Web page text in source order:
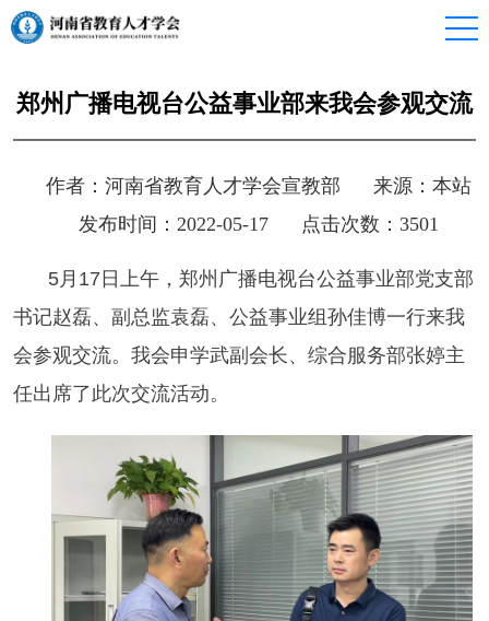
郑州广播电视台公益事业部来我会参观交流
作者：河南省教育人才学会宣教部
来源：本站
发布时间：2022-05-17
点击次数： 3501
5月 17 日上午，郑州广播电视台公益事业部党支部
书记赵磊、副总监袁磊、公益事业组孙佳博一行来我
会参观交流。我会申学武副会长、综合服务部张婷主
任出席了此次交流活动。